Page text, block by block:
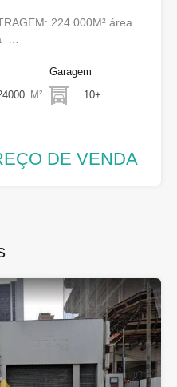
224.000M² área
…
M²
Garagem
10+
DE VENDA